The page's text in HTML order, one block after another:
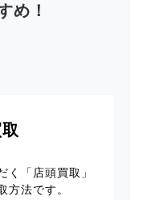
め！
く「店頭買取」
方法です。